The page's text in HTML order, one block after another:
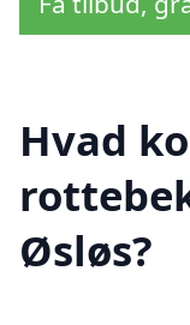
Hvad
Øsløs?